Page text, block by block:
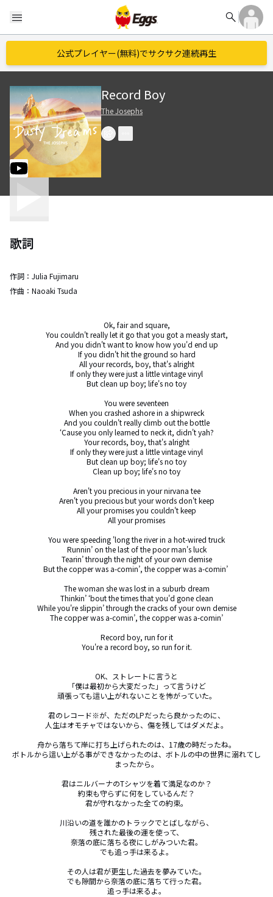
menu search
公式プレイヤー(無料)でサクサク連続再生
Record Boy
The Josephs
歌詞
作詞： Julia Fujimaru
作曲： Naoaki Tsuda
Ok, fair and square,
You couldn't really let it go that you got a measly start,
And you didn't want to know how you'd end up
If you didn't hit the ground so hard
All your records, boy, that's alright
If only they were just a little vintage vinyl
But clean up boy; life's no toy
You were seventeen
When you crashed ashore in a shipwreck
And you couldn't really climb out the bottle
‘Cause you only learned to neck it, didn't yah?
Your records, boy, that's alright
If only they were just a little vintage vinyl
But clean up boy; life's no toy
Clean up boy; life's no toy
Aren't you precious in your nirvana tee
Aren't you precious but your words don't keep
All your promises you couldn't keep
All your promises
You were speeding 'long the river in a hot-wired truck
Runnin’ on the last of the poor man's luck
Tearin’ through the night of your own demise
But the copper was a-comin’, the copper was a-comin’
The woman she was lost in a suburb dream
Thinkin’ ‘bout the times that you'd gone clean
While you're slippin’ through the cracks of your own demise
The copper was a-comin’, the copper was a-comin’
Record boy, run for it
You're a record boy, so run for it.
OK、ストレートに言うと
「僕は最初から大変だった」って言うけど
頑張っても這い上がれないことを怖がっていた。
君のレコード※が、ただのLPだったら良かったのに、
人生はオモチャではないから、傷を残してはダメだよ。
舟から落ちて岸に打ち上げられたのは、17歳の時だったね。
ボトルから這い上がる事ができなかったのは、ボトルの中の世界に溺れてし
まったから。
君はニルバーナのTシャツを着て満足なのか？
約束も守らずに何をしているんだ？
君が守れなかった全ての約束。
川沿いの道を誰かのトラックでとばしながら、
残された最後の運を使って、
奈落の底に落ちる夜にしがみついた君。
でも追っ手は来るよ。
その人は君が更生した過去を夢みていた。
でも隙間から奈落の底に落ちて行った君。
追っ手は来るよ。